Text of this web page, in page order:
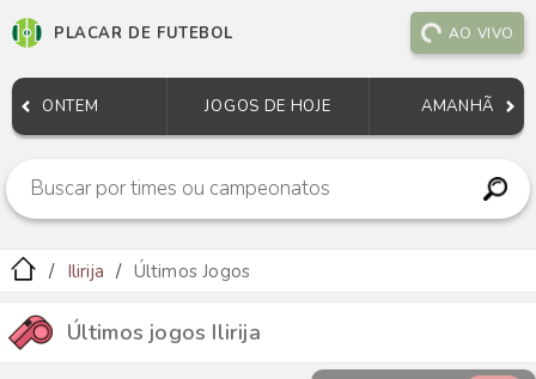
PLACAR DE FUTEBOL AO VIVO
ONTEM JOGOS DE HOJE AMANHÃ
Ilirija Últimos Jogos
Últimos jogos Ilirija